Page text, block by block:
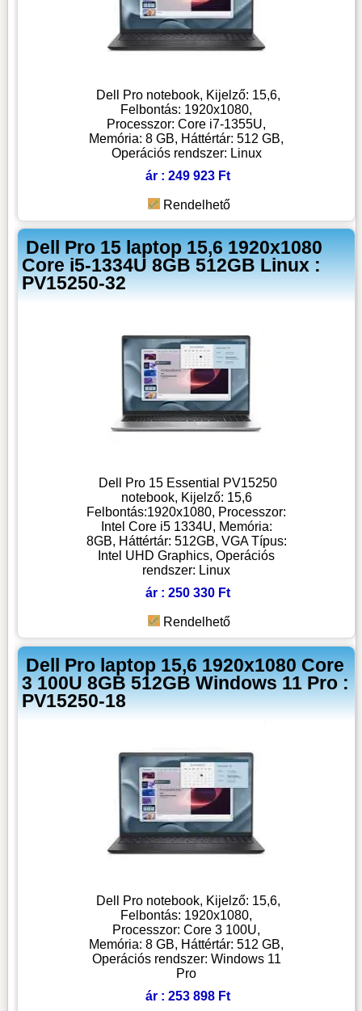
Dell Pro notebook, Kijelző: 15,6,
Felbontás: 1920x1080,
Processzor: Core i7-1355U,
Memória: 8 GB, Háttértár: 512 GB,
Operációs rendszer: Linux
ár : 249 923 Ft
Rendelhető
Dell Pro 15 laptop 15,6 1920x1080
Core i5-1334U 8GB 512GB Linux :
PV15250-32
Dell Pro 15 Essential PV15250
notebook, Kijelző: 15,6
Felbontás:1920x1080, Processzor:
Intel Core i5 1334U, Memória:
8GB, Háttértár: 512GB, VGA Típus:
Intel UHD Graphics, Operációs
rendszer: Linux
ár : 250 330 Ft
Rendelhető
Dell Pro laptop 15,6 1920x1080 Core
3 100U 8GB 512GB Windows 11 Pro :
PV15250-18
Dell Pro notebook, Kijelző: 15,6,
Felbontás: 1920x1080,
Processzor: Core 3 100U,
Memória: 8 GB, Háttértár: 512 GB,
Operációs rendszer: Windows 11
Pro
ár : 253 898 Ft